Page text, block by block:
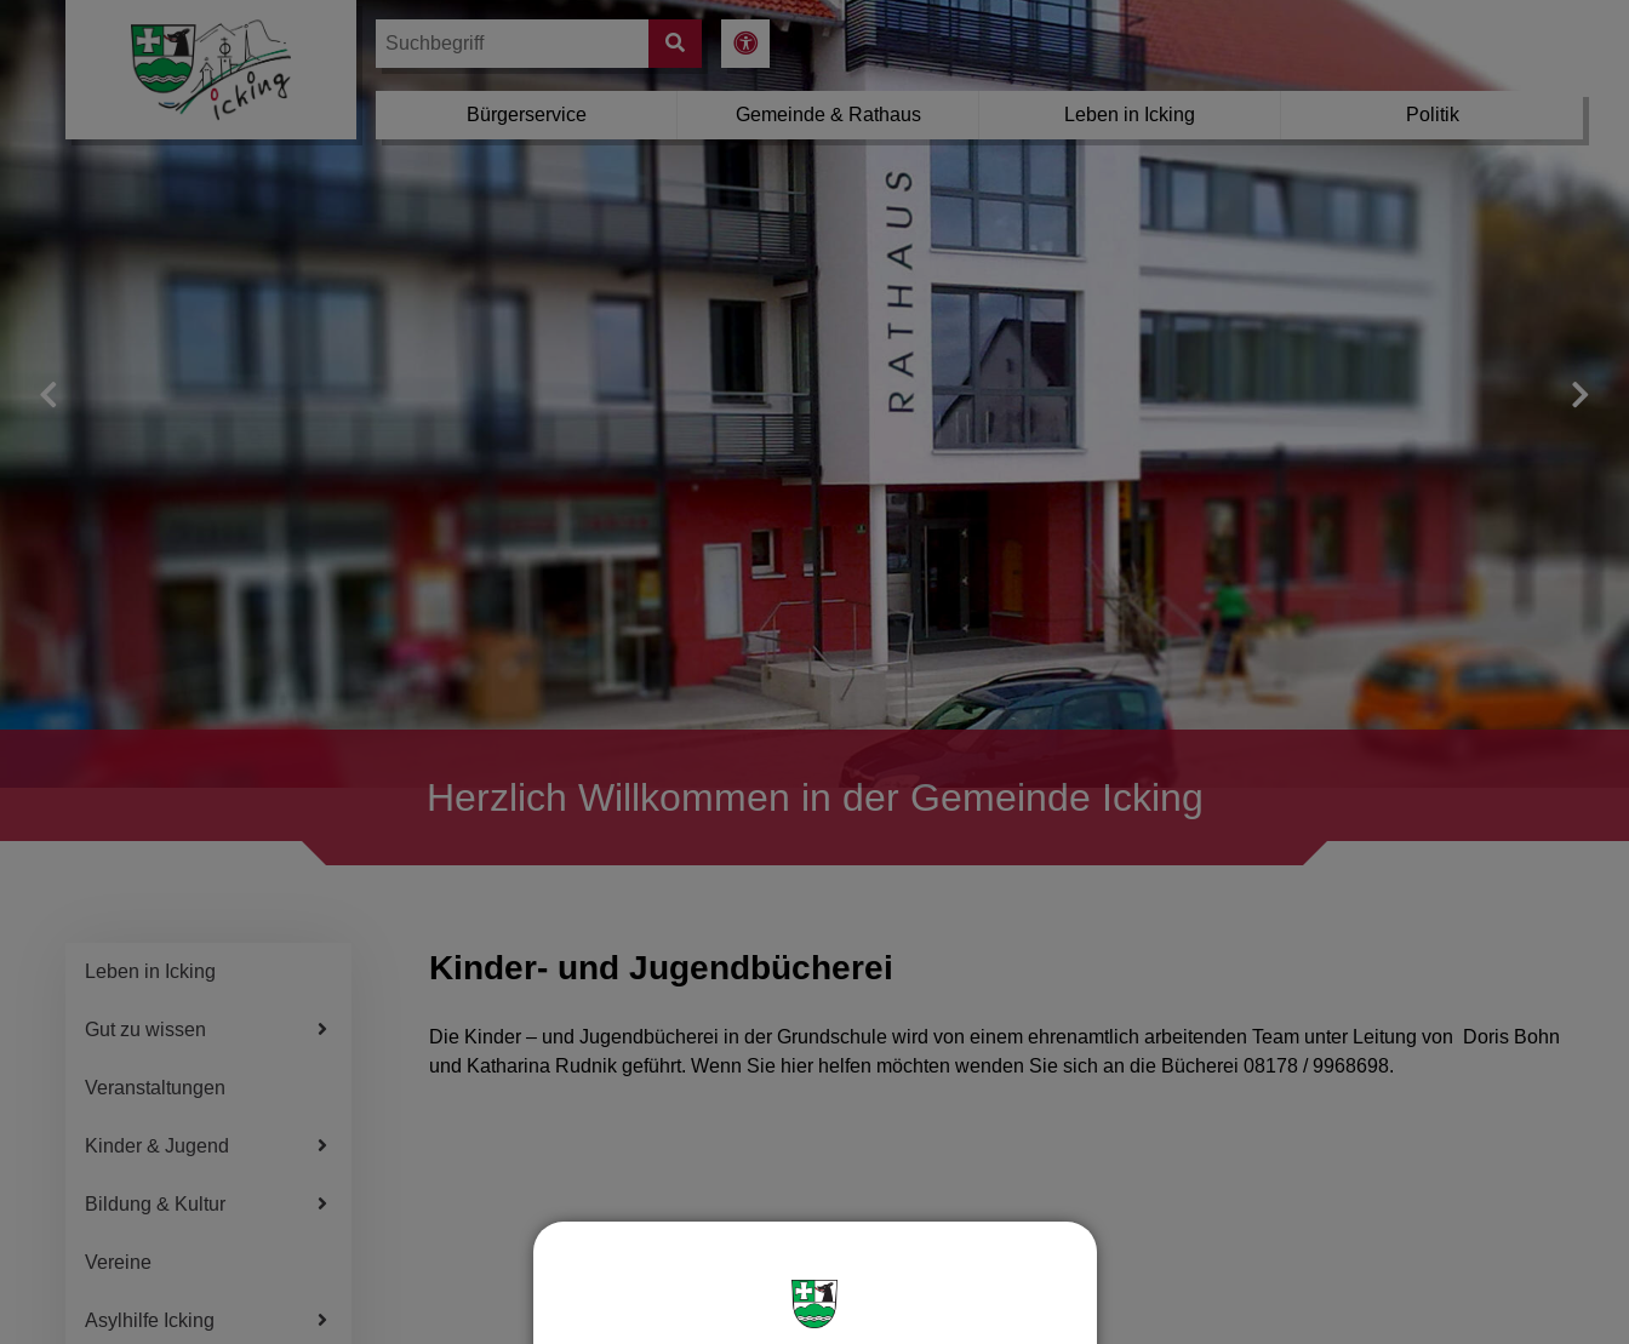
Bürgerservice Gemeinde & Rathaus Leben in Icking Politik
Herzlich Willkommen in der Gemeinde Icking
Leben in Icking
Gut zu wissen
Veranstaltungen
Kinder & Jugend
Bildung & Kultur
Vereine
Asylhilfe Icking
Kinder- und Jugendbücherei
Die Kinder – und Jugendbücherei in der Grundschule wird von einem ehrenamtlich arbeitenden Team unter Leitung von Doris Bohn
und Katharina Rudnik geführt. Wenn Sie hier helfen möchten wenden Sie sich an die Bücherei 08178 / 9968698.